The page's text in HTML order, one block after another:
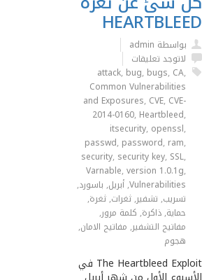
HEARTBLEED
بواسطة admin
لاتوجد تعليقات
attack, bug, bugs, CA,
Common Vulnerabilities
and Exposures, CVE, CVE-
2014-0160, Heartbleed,
itsecurity, openssl,
passwd, password, ram,
security, security key, SSL,
Varnable, version 1.0.1g,
Vulnerabilities
,أبريل, باسورد,
تسريب, تشفير,ثغرات,ثغرة,
حماية,ذاكرة, كلمة مرور,
مفاتيح التشفير, مفاتيح اﻻمان,
هجوم
The Heartbleed Exploit في